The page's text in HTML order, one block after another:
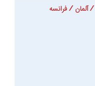
/ آلمان / فرانسه